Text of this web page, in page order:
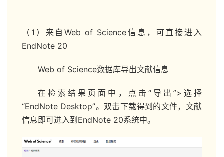
（1）来自Web of Science信息，可直接进入
EndNote 20
Web of Science数据库导出文献信息
在检索结果页面中，点击“导出”>选择
“EndNote Desktop”。双击下载得到的文件，文献
信息即可进入到EndNote 20系统中。